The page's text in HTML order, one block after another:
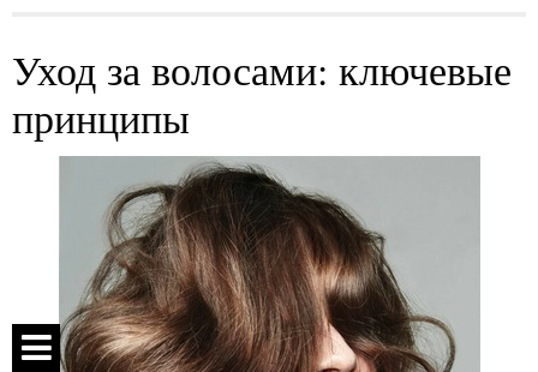
Уход за волосами: ключевые
принципы